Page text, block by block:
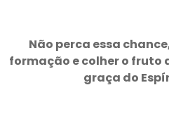
Não perca essa
formação e colher o
graça do